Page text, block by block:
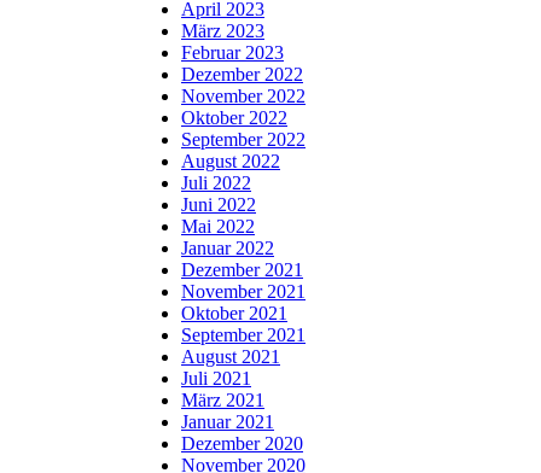
April 2023
März 2023
Februar 2023
Dezember 2022
November 2022
Oktober 2022
September 2022
August 2022
Juli 2022
Juni 2022
Mai 2022
Januar 2022
Dezember 2021
November 2021
Oktober 2021
September 2021
August 2021
Juli 2021
März 2021
Januar 2021
Dezember 2020
November 2020